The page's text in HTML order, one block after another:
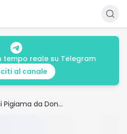
tempo reale su Telegram
al canale
Demegimi Pigiama da Donna Cotone Estivo Corti Set Pigiama con Bottoni Donna Pigiami con Scollo a V Casual da Casa Morbido e Confortevole